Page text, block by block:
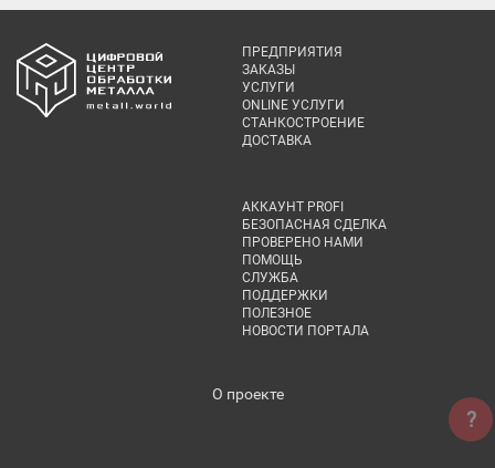
ПРЕДПРИЯТИЯ
ЗАКАЗЫ
УСЛУГИ
ONLINE УСЛУГИ
СТАНКОСТРОЕНИЕ
ДОСТАВКА
АККАУНТ PROFI
БЕЗОПАСНАЯ СДЕЛКА
ПРОВЕРЕНО НАМИ
ПОМОЩЬ
СЛУЖБА
ПОДДЕРЖКИ
ПОЛЕЗНОЕ
НОВОСТИ ПОРТАЛА
О проекте
?